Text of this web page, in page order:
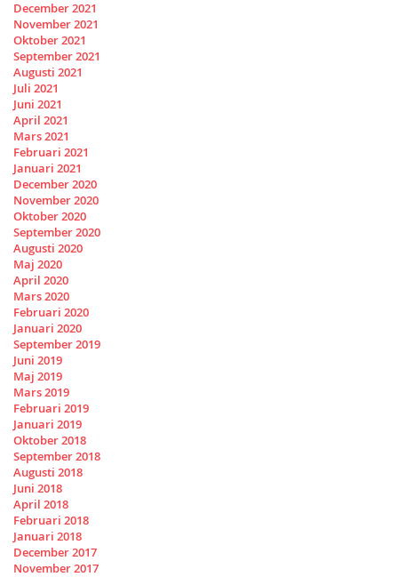
December 2021
November 2021
Oktober 2021
September 2021
Augusti 2021
Juli 2021
Juni 2021
April 2021
Mars 2021
Februari 2021
Januari 2021
December 2020
November 2020
Oktober 2020
September 2020
Augusti 2020
Maj 2020
April 2020
Mars 2020
Februari 2020
Januari 2020
September 2019
Juni 2019
Maj 2019
Mars 2019
Februari 2019
Januari 2019
Oktober 2018
September 2018
Augusti 2018
Juni 2018
April 2018
Februari 2018
Januari 2018
December 2017
November 2017